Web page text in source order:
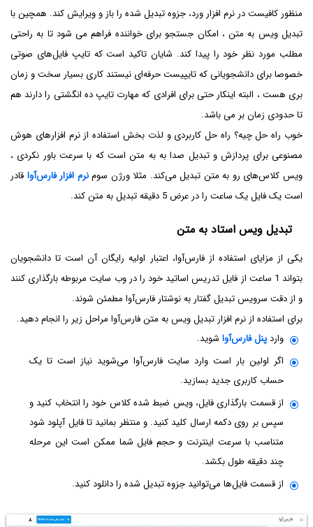
منظور کافیست در نرم افزار ورد، جزوه تبدیل شده را باز و ویرایش کند. همچین با
تبدیل ویس به متن ، امکان جستجو برای خواننده فراهم می‌ شود تا به راحتی
مطلب مورد نظر خود را پیدا کند. شایان تاکید است که تایپ فایل‌های صوتی
خصوصا برای دانشجویانی که تایپیست حرفه‌ای نیستند کاری بسیار سخت و زمان
بری هست ، البته اینکار حتی برای افرادی که مهارت تایپ ده انگشتی را دارند هم
تا حدودی زمان بر می باشد.
خوب راه حل چیه؟ راه حل کاربردی و لذت بخش استفاده از نرم افزارهای هوش
مصنوعی برای پردازش و تبدیل صدا به به متن است که با سرعت باور نکردی ،
ویس کلاس‌های رو به متن تبدیل می‌کند. مثلا ورژن سومنرم افزار فارس‌آوا قادر
است یک فایل یک ساعت را در عرض 5 دقیقه تبدیل به متن کند.
تبدیل ویس استاد به متن
یکی از مزایای استفاده از فارس‌آوا، اعتبار اولیه رایگان آن است تا دانشجویان
بتواند 1 ساعت از فایل تدریس اساتید خود را در وب سایت مربوطه بارگذاری کنند
و از دقت سرویس تبدیل گفتار به نوشتار فارس‌آوا مطمئن شوند.
برای استفاده از نرم افزار تبدیل ویس به متن فارس‌آوا مراحل زیر را انجام دهید.
واردپنل فارس‌آوا شوید.
اگر اولین بار است وارد سایت فارس‌آوا می‌شوید نیاز است تا یک
حساب کاربری جدید بسازید.
از قسمت بارگذاری فایل، ویس ضبط شده کلاس خود را انتخاب کنید و
سپس بر روی دکمه ارسال کلید کنید. و منتظر بمانید تا فایل آپلود شود
متناسب با سرعت اینترنت و حجم فایل شما ممکن است این مرحله
چند دقیقه طول بکشد.
از قسمت فایل‌ها می‌توانید جزوه تبدیل شده را دانلود کنید.